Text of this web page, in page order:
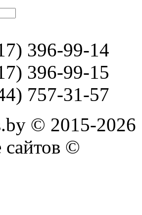
396-99-14
396-99-15
757-31-57
© 2015-2026
сайтов ©